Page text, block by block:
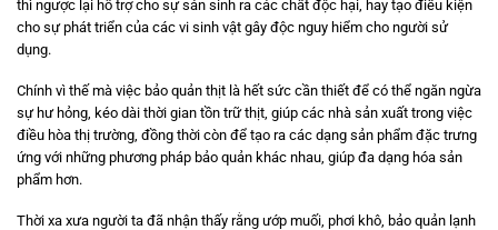
thì ngược lại hỗ trợ cho sự sản sinh ra các chất độc hại, hay tạo điều kiện
cho sự phát triển của các vi sinh vật gây độc nguy hiểm cho người sử
dụng.
Chính vì thế mà việc bảo quản thịt là hết sức cần thiết để có thể ngăn ngừa
sự hư hỏng, kéo dài thời gian tồn trữ thịt, giúp các nhà sản xuất trong việc
điều hòa thị trường, đồng thời còn để tạo ra các dạng sản phẩm đặc trưng
ứng với những phương pháp bảo quản khác nhau, giúp đa dạng hóa sản
phẩm hơn.
Thời xa xưa người ta đã nhận thấy rằng ướp muối, phơi khô, bảo quản lạnh